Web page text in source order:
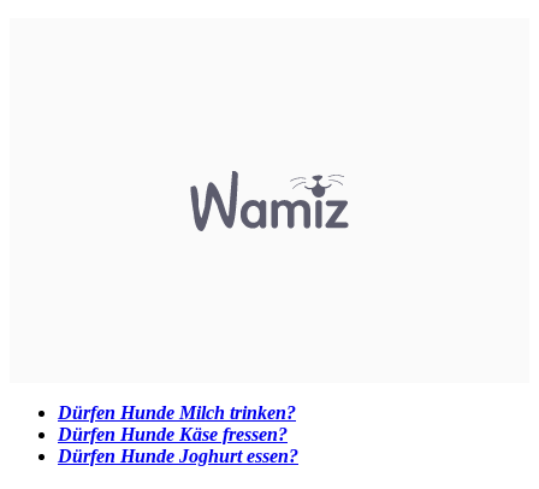
Dürfen Hunde Milch trinken?
Dürfen Hunde Käse fressen?
Dürfen Hunde Joghurt essen?